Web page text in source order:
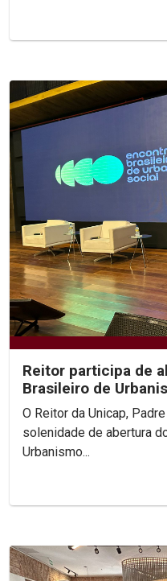
Reitor participa de
Brasileiro de
O Reitor da Unicap,
solenidade de abertura
Urbanismo...